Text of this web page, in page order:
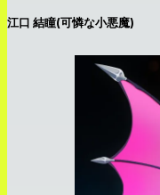
江口 結瞳(可憐な小悪魔)